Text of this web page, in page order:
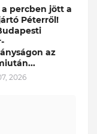
a percben jött a
Péterről!
az
2026